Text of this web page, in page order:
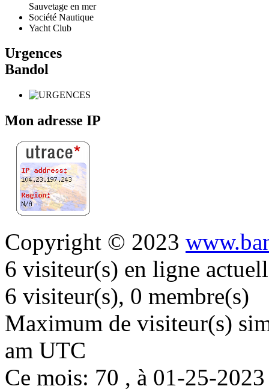
Sauvetage en mer
Société Nautique
Yacht Club
Urgences
Bandol
Mon adresse IP
Copyright © 2023
6 visiteur(s) en ligne
6 visiteur(s), 0 membre(s)
Maximum de visiteur(s)
am UTC
Ce mois: 70 , à 01-25-